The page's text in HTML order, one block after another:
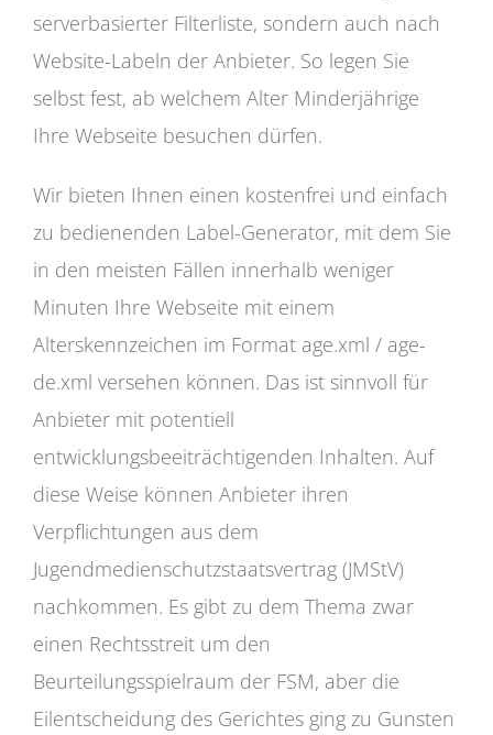
serverbasierter Filterliste, sondern auch nach
Website-Labeln der Anbieter. So legen Sie
selbst fest, ab welchem Alter Minderjährige
Ihre Webseite besuchen dürfen.
Wir bieten Ihnen einen kostenfrei und einfach
zu bedienenden Label-Generator, mit dem Sie
in den meisten Fällen innerhalb weniger
Minuten Ihre Webseite mit einem
Alterskennzeichen im Format age.xml / age-
de.xml versehen können. Das ist sinnvoll für
Anbieter mit potentiell
entwicklungsbeeiträchtigenden Inhalten. Auf
diese Weise können Anbieter ihren
Verpflichtungen aus dem
Jugendmedienschutzstaatsvertrag (JMStV)
nachkommen. Es gibt zu dem Thema zwar
einen Rechtsstreit um den
Beurteilungsspielraum der FSM, aber die
Eilentscheidung des Gerichtes ging zu Gunsten